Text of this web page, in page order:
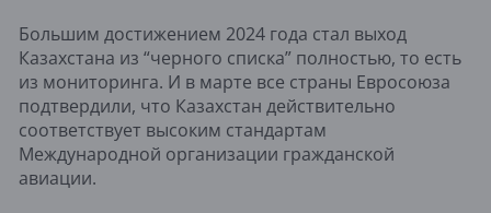
Большим достижением 2024 года стал выход
Казахстана из “черного списка” полностью, то есть
из мониторинга. И в марте все страны Евросоюза
подтвердили, что Казахстан действительно
соответствует высоким стандартам
Международной организации гражданской
авиации.